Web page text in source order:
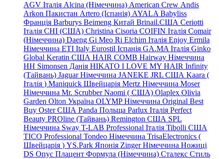
AGV Італія Alcina (Німеччина) American Crew Andis
Arkon Пакистан Artero (Іспанія) AYALA Babyliss
Франція Barburys Beimeng Китай Brinail.США Ceriotti
Італія CHI (США) Christina Cisoria COIFIN Італія Comair
(Німеччина) Daeng Gi Meo Ri Elchim Італія Enjoy Ermila
Німеччина ETI Italy Eurostil Іспанія GA.MA Італія Ginko
Global Keratin США HAIR COMB Hairway Німеччина
HH Simonsen Данія HIKATO I LOVE MY HAIR Infinity
(Тайвань) Jaguar Німеччина JANEKE JRL США Kaara (
Італія ) Maniquick Швейцарія Mertz Німеччина Moser
Німеччина Mr. Scrubber Naomi ( США) Olaplex Olivia
Garden Olton Україна OLYMP Німеччина Original Best
Buy Oster США Panda Польща Parlux Італія Perfect
Beauty PROline (Тайвань) Remington США SPL
Німеччина Sway T-LAB Professional Італія Tibolli США
TICO Professional Tondeo Німеччина TrisaElectronics (
Швейцарія ) YS.Park Японія Zinger Німеччина Ножиці
DS Опус Плацент Формула (Німеччина) Сталекс Стиль